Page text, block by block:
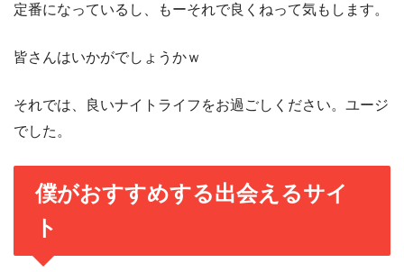
定番になっているし、もーそれで良くねって気もします。
皆さんはいかがでしょうかｗ
それでは、良いナイトライフをお過ごしください。ユージ
でした。
僕がおすすめする出会えるサイ
ト